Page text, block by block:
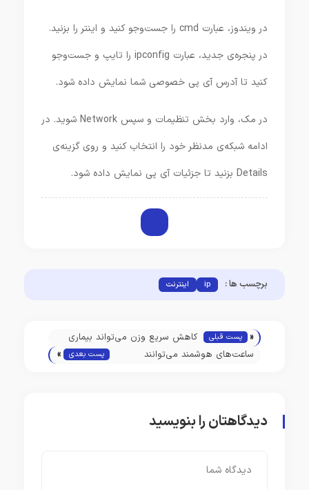
در ویندوز، عبارت cmd را جست‌و‌جو کنید و اینتر را بزنید.
در پنجره‌ی جدید، عبارت ipconfig را تایپ و جست‌و‌جو
کنید تا آدرس آی پی خصوصی شما نمایش داده شود.
در مک، وارد بخش تنظیمات و سپس Network شوید. در
ادامه شبکه‌ی مدنظر خود را انتخاب کنید و روی گزینه‌ی
Details بزنید تا جزئیات آی پی نمایش داده شود.
برچسب ها : ip اینترنت
« پست قبلی
کاهش سریع وزن می‌تواند بیماری
کبد چرب پیشرفته را بهبود بخشدساعت‌های هوشمند می‌توانند
پست بعدی »
دیدگاهتان را بنویسید